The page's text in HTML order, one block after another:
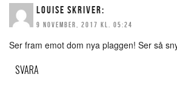
LOUISE SKRIVER:
9 NOVEMBER, 2017 KL. 05:24
Ser fram emot dom nya plaggen! Ser så
SVARA